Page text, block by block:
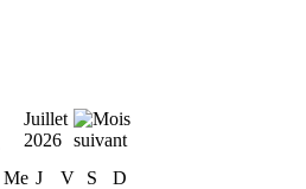
Juillet
2026
Me J V S
D